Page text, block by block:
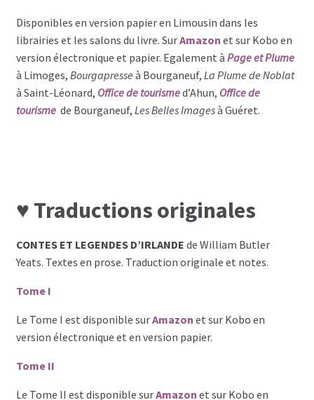
Disponibles en version papier en Limousin dans les
librairies et les salons du livre. SurAmazon et sur Kobo en
version électronique et papier. Egalement à Page et Plume
à Limoges, Bourgapresse à Bourganeuf, La Plume de Noblat
à Saint-Léonard, Office de tourismed’Ahun, Office de
tourisme de Bourganeuf, Les Belles Imagesà Guéret.
♥ Traductions originales
CONTES ET LEGENDES D’IRLANDE de William Butler
Yeats. Textes en prose. Traduction originale et notes.
Tome I
Le Tome I est disponible surAmazon et sur Kobo en
version électronique et en version papier.
Tome II
Le Tome II est disponible surAmazon et sur Kobo en